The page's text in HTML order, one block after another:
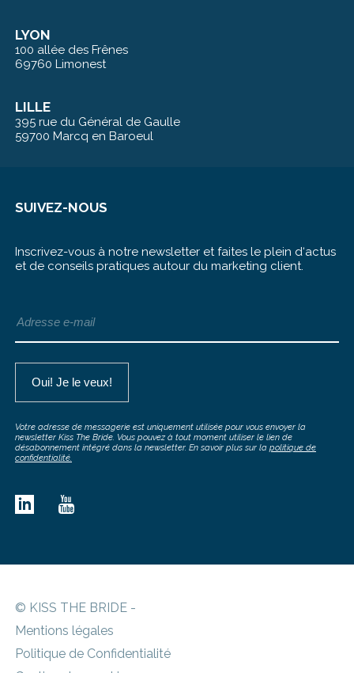
LYON
100 allée des Frênes
69760 Limonest
LILLE
395 rue du Général de Gaulle
59700 Marcq en Baroeul
SUIVEZ-NOUS
Inscrivez-vous à notre newsletter et faites le plein d‘actus
et de conseils pratiques autour du marketing client.
Votre adresse de messagerie est uniquement utilisée pour vous envoyer la
newsletter Kiss The Bride. Vous pouvez à tout moment utiliser le lien de
désabonnement intégré dans la newsletter. En savoir plus sur la politique de
confidentialité.
© KISS THE BRIDE -
Mentions légales
Politique de Confidentialité